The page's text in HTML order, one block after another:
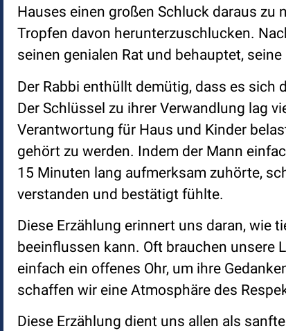
Hauses einen großen Schluck daraus zu
Tropfen davon herunterzuschlucken.
seinen genialen Rat und behauptet,
Der Rabbi enthüllt demütig, dass es sich
Der Schlüssel zu ihrer Verwandlung lag
Verantwortung für Haus und Kinder
gehört zu werden. Indem der Mann
15 Minuten lang aufmerksam zuhörte,
verstanden und bestätigt fühlte.
Diese Erzählung erinnert uns daran, wie
beeinflussen kann. Oft brauchen unsere
einfach ein offenes Ohr, um ihre
schaffen wir eine Atmosphäre des
Diese Erzählung dient uns allen als